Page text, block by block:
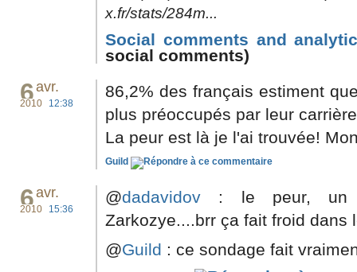
x.fr/stats/284m...
Social comments and
social comments)
6avr.
2010 12:38
86,2% des français estiment
plus préoccupés par leur
La peur est là je l'ai trouvée!
Guild
6avr.
2010 15:36
@dadavidov : le peur, un
Zarkozye....brr ça fait froid dans
@Guild : ce sondage fait